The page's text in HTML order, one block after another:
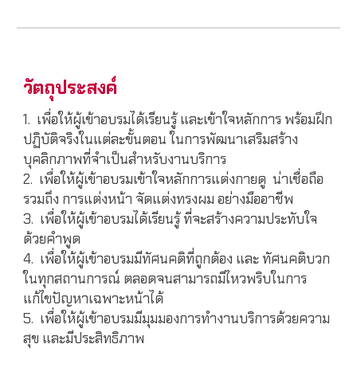
วัตถุประสงค์
1. เพื่อให้ผู้เข้าอบรมได้เรียนรู้ และเข้าใจหลักการ พร้อมฝึก
ปฏิบัติจริงในแต่ละขั้นตอน ในการพัฒนาเสริมสร้าง
บุคลิกภาพที่จำเป็นสำหรับงานบริการ
2. เพื่อให้ผู้เข้าอบรมเข้าใจหลักการแต่งกายดู น่าเชื่อถือ
รวมถึง การแต่งหน้า จัดแต่งทรงผม อย่างมืออาชีพ
3. เพื่อให้ผู้เข้าอบรมได้เรียนรู้ ที่จะสร้างความประทับใจ
ด้วยคำพูด
4. เพื่อให้ผู้เข้าอบรมมีทัศนคติที่ถูกต้อง และ ทัศนคติบวก
ในทุกสถานการณ์ ตลอดจนสามารถมีไหวพริบในการ
แก้ไขปัญหาเฉพาะหน้าได้
5. เพื่อให้ผู้เข้าอบรมมีมุมมองการทำงานบริการด้วยความ
สุข และมีประสิทธิภาพ